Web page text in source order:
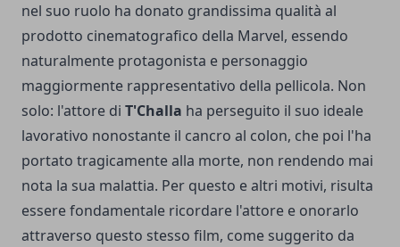
nel suo ruolo ha donato grandissima qualità al
prodotto cinematografico della Marvel, essendo
naturalmente protagonista e personaggio
maggiormente rappresentativo della pellicola. Non
solo: l'attore di T'Challa ha perseguito il suo ideale
lavorativo nonostante il cancro al colon, che poi l'ha
portato tragicamente alla morte, non rendendo mai
nota la sua malattia. Per questo e altri motivi, risulta
essere fondamentale ricordare l'attore e onorarlo
attraverso questo stesso film, come suggerito da